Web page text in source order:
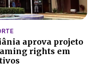
aprova projeto
rights em